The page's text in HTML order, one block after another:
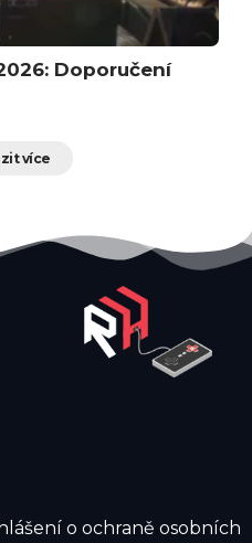
Doporučení
více
o ochraně osobních